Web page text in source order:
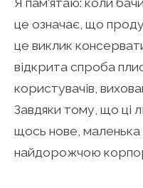
це означає, що
це виклик
відкрита спроба
користувачів,
Завдяки тому, що ці
щось нове, маленька
найдорожчою